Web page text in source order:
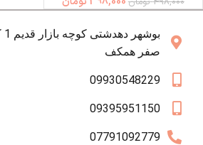
صفر همکف
09930548229
09395951150
07791092779